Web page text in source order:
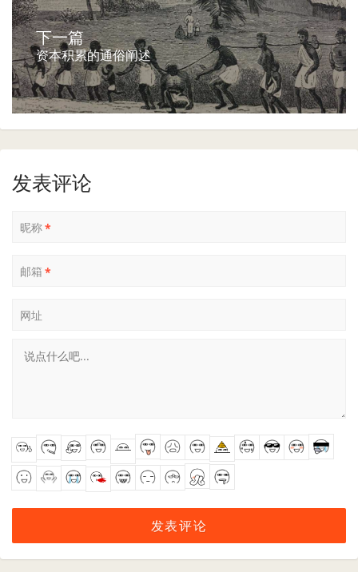
下一篇
资本积累的通俗阐述
发表评论
昵称*
邮箱 *
网址